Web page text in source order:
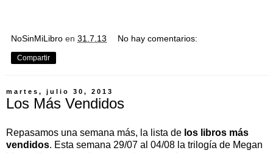
NoSinMiLibro en 31.7.13 No hay comentarios:
Compartir
martes, julio 30, 2013
Los Más Vendidos
Repasamos una semana más, la lista de los libros más
vendidos. Esta semana 29/07 al 04/08 la trilogía de Megan